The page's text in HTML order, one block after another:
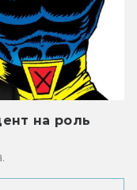
на роль